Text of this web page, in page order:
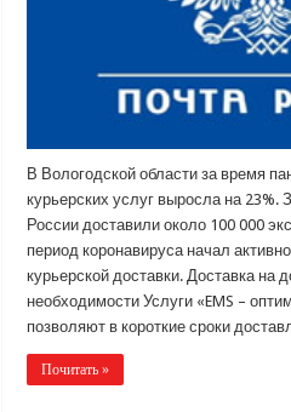
В Вологодской области за время
курьерских услуг выросла на 23%.
России доставили около 100 000
период коронавируса начал
курьерской доставки. Доставка на
необходимости Услуги «EMS –
позволяют в короткие сроки
Почитать »